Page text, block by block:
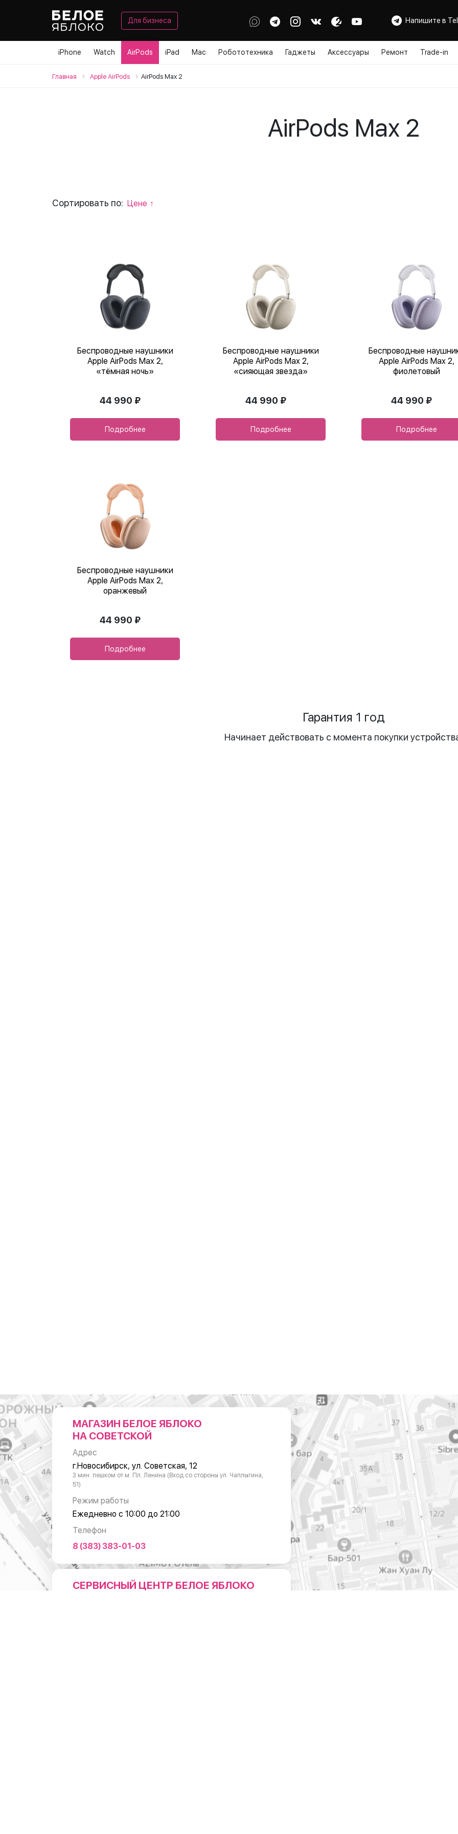
Для бизнеса Напишите в
iPhone Watch AirPods iPad Mac Робототехника Гаджеты Аксессуары Ремонт Trade-in
Главная Apple AirPods AirPods Max 2
AirPods Max 2
Сортировать по: Цене
Беспроводные наушники
Apple AirPods Max 2,
«тёмная ночь»
44 990 ₽
Подробнее
Беспроводные наушники
Apple AirPods Max 2,
«сияющая звезда»
44 990 ₽
Подробнее
Беспроводные
Apple AirPods Max 2,
фиолетовый
44 990 ₽
Подробнее
Беспроводные наушники
Apple AirPods Max 2,
оранжевый
44 990 ₽
Подробнее
Гарантия 1 год
Начинает действовать с момента покупки
МАГАЗИН БЕЛОЕ ЯБЛОКО
НА СОВЕТСКОЙ
Адрес
г.Новосибирск, ул. Советская, 12
3 мин. пешком от м. Пл. Ленина (Вход со стороны ул. Чаплыгина,
51)
Режим работы
Ежедневно с 10:00 до 21:00
Телефон
8 (383) 383-01-03
СЕРВИСНЫЙ ЦЕНТР БЕЛОЕ ЯБЛОКО